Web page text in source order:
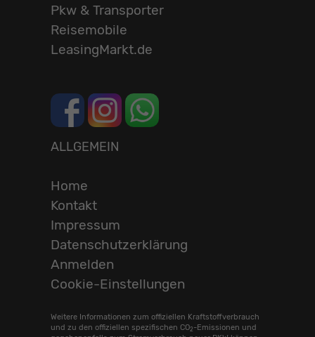
Pkw & Transporter
Reisemobile
LeasingMarkt.de
ALLGEMEIN
Home
Kontakt
Impressum
Datenschutzerklärung
Anmelden
Cookie-Einstellungen
Weitere Informationen zum offiziellen Kraftstoffverbrauch
und zu den offiziellen spezifischen CO2 -Emissionen und